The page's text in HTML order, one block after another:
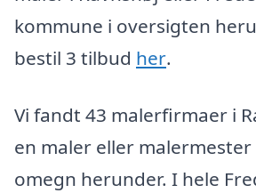
kommune i oversigten
bestil 3 tilbud her.
Vi fandt 43 malerfirmaer i
en maler eller malermester
omegn herunder. I hele